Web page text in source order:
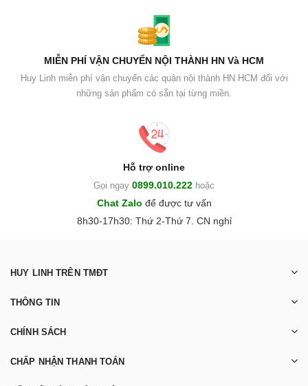
MIỄN PHÍ VẬN CHUYỂN NỘI THÀNH HN Và HCM
Huy Linh miễn phí vận chuyển các quận nội thành HN HCM đối với
những sản phẩm có sẵn tại từng miền.
Hỗ trợ online
Gọi ngay 0899.010.222 hoặc
Chat Zalo để được tư vấn
8h30-17h30: Thứ 2-Thứ 7. CN nghỉ
HUY LINH TRÊN TMĐT
THÔNG TIN
CHÍNH SÁCH
CHẤP NHẬN THANH TOÁN